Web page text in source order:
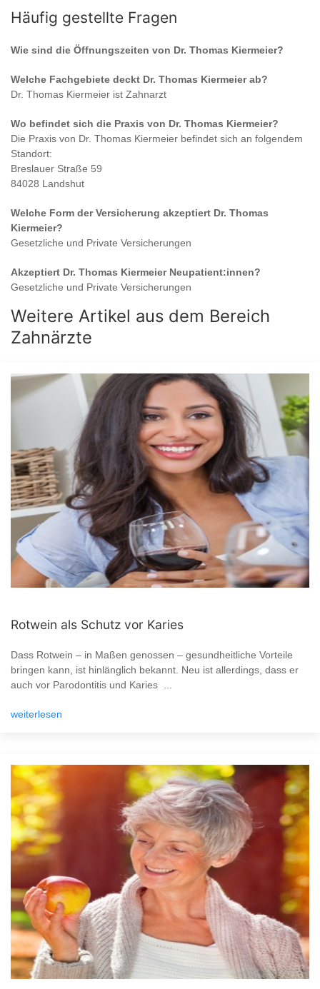
Häufig gestellte Fragen
Wie sind die Öffnungszeiten von Dr. Thomas Kiermeier?
Welche Fachgebiete deckt Dr. Thomas Kiermeierab?
Dr. Thomas Kiermeier ist Zahnarzt
Wo befindet sich die Praxis von Dr. Thomas Kiermeier?
Die Praxis von Dr. Thomas Kiermeier befindet sich an folgendem
Standort:
Breslauer Straße 59
84028 Landshut
Welche Form der Versicherung akzeptiert Dr. Thomas
Kiermeier?
Gesetzliche und Private Versicherungen
Akzeptiert Dr. Thomas KiermeierNeupatient:innen?
Gesetzliche und Private Versicherungen
Weitere Artikel aus dem Bereich
Zahnärzte
Rotwein als Schutz vor Karies
Dass Rotwein – in Maßen genossen – gesundheitliche Vorteile
bringen kann, ist hinlänglich bekannt. Neu ist allerdings, dass er
auch vor Parodontitis und Karies ...
weiterlesen